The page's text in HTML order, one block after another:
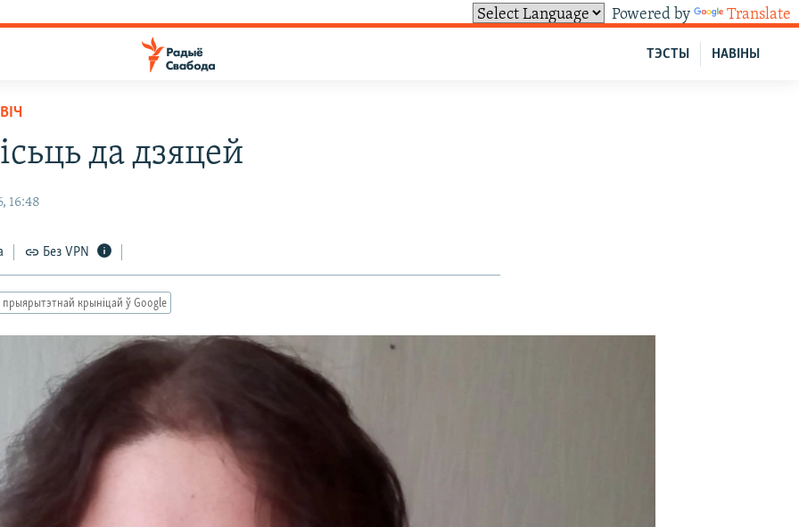
Powered by Translate
НАВІНЫ
ТЭСТЫ
да дзяцей
16:48
Без VPN
прыярытэтнай крыніцай ў Google